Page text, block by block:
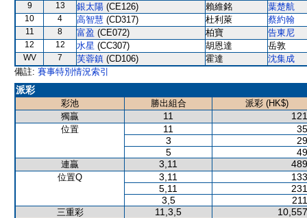
9 13 銀太陽 (CE126) 賴維銘 葉楚航
10 4 高智慧 (CD317) 杜利萊 蔡約翰
11 8 富盈 (CE072) 柏寶 告東尼
12 12 水星 (CC307) 胡恩達 岳敦
WV 7 芙蓉鎮 (CD106) 霍達
沈集成
備註: 賽事特別情況索引
派彩
彩池 勝出組合
派彩 (HK$)
獨贏
11
位置 11
3
5
連贏 3,11
位置Q 3,11
5,11
3,5
三重彩 11,3,5